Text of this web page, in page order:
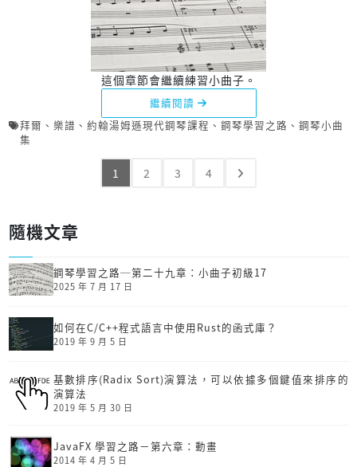
這個章節會繼續練習小曲子。
繼續閱讀
拜爾 、 樂譜 、 約翰湯姆遜現代鋼琴課程 、 鋼琴學習之路 、 鋼琴小曲
集
1 2 3 4
隨機文章
鋼琴學習之路─第二十九章：小曲子初級17
2025 年 7 月 17 日
如何在C/C++程式語言中使用Rust的函式庫？
2019 年 9 月 5 日
基數排序(Radix Sort)演算法，可以依據多個鍵值來排序的
演算法
2019 年 5 月 30 日
JavaFX 學習之路－第六章：動畫
2014 年 4 月 5 日